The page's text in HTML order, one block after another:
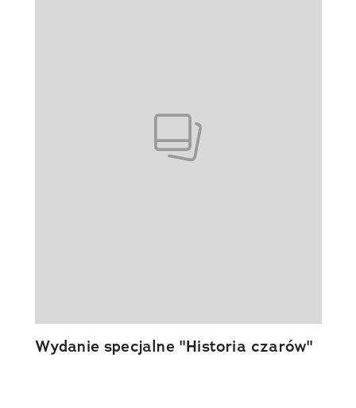
Wydanie specjalne "Historia czarów"